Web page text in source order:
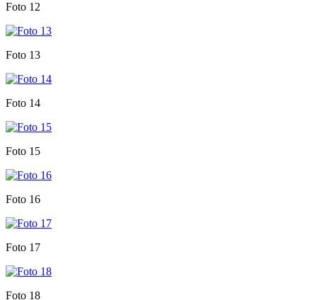
Foto 12
Foto 13
Foto 14
Foto 15
Foto 16
Foto 17
Foto 18